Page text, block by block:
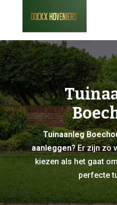
Tuinaanleg
aanleggen? Er zijn zo
kiezen als het gaat
perfecte